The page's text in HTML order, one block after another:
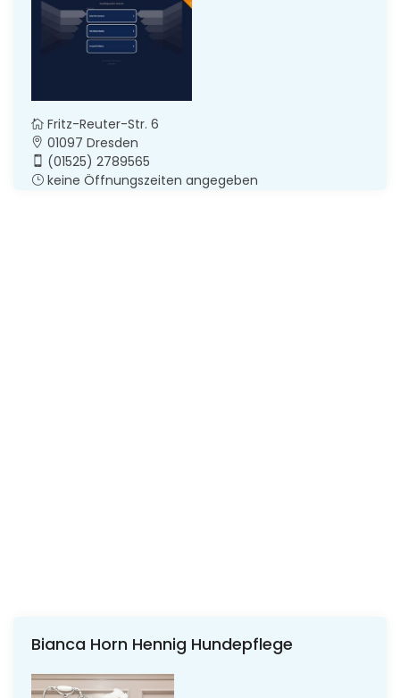
Fritz-Reuter-Str. 6
01097 Dresden
(01525) 2789565
keine Öffnungszeiten angegeben
Bianca Horn Hennig Hundepflege